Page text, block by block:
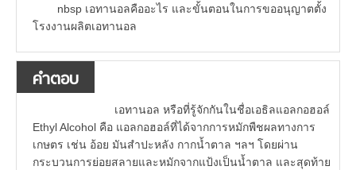
nbsp เอทานอลคืออะไร และขั้นตอนในการขออนุญาตตั้ง
โรงงานผลิตเอทานอล
คำตอบ
เอทานอล หรือที่รู้จักกันในชื่อเอธิลแอลกอฮอล์
Ethyl Alcohol คือ แอลกอฮอล์ที่ได้จากการหมักพืชผลทางการ
เกษตร เช่น อ้อย มันสำปะหลัง กากน้ำตาล ฯลฯ โดยผ่าน
กระบวนการย่อยสลายและหมักจากแป้งเป็นน้ำตาล และสุดท้าย